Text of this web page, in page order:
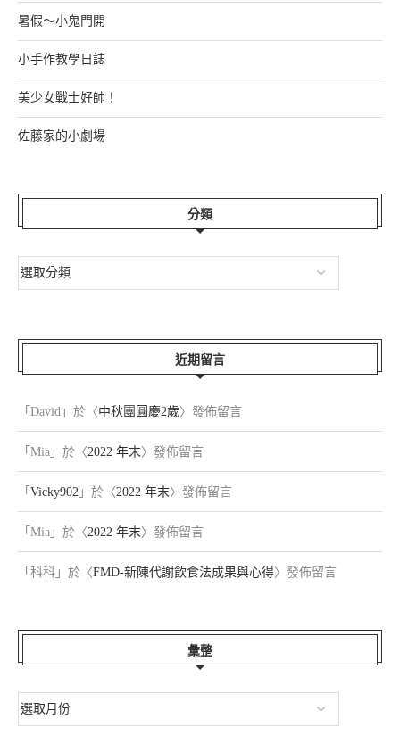
暑假～小鬼門開
小手作教學日誌
美少女戰士好帥！
佐藤家的小劇場
分類
近期留言
「 David 」於〈中秋團圓慶2歲〉發佈留言
「 Mia 」於〈2022 年末〉發佈留言
「 Vicky902 」於〈2022 年末〉發佈留言
「 Mia 」於〈2022 年末〉發佈留言
「 科科 」於〈FMD-新陳代謝飲食法成果與心得〉發佈留言
彙整